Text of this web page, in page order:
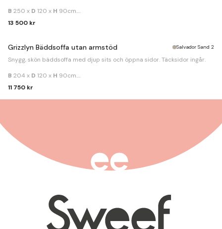
B 250 x D 120 x H 90cm.
13 500 kr
Grizzlyn Bäddsoffa utan armstöd Salvador Sand 2
Snygg, skön bäddsoffa med djup sits och öppna sidor. Täcksidor ingår.
B 204 x D 120 x H 90cm.
11 750 kr